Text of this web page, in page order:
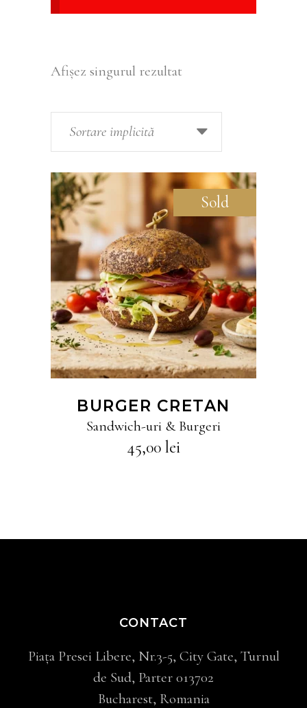
Afișez singurul rezultat
Sortare implicită
Sold
CITEȘTE MAI MULT
BURGER CRETAN
Sandwich-uri & Burgeri
45,00 lei
CONTACT
Piața Presei Libere, Nr.3-5, City Gate, Turnul
de Sud, Parter 013702
Bucharest, Romania